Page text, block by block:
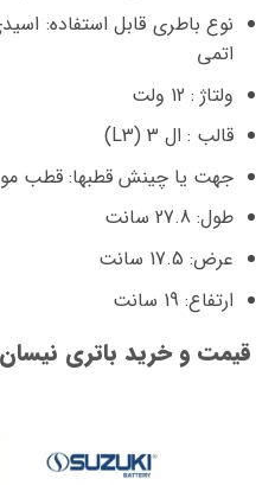
نوع باطری قابل استفاده:
اتمی
ولتاژ : 12 ولت
قالب : ال 3 (L3)
جهت یا چینش قطبها: قطب
طول: 27.8 سانت
عرض: 17.5 سانت
ارتفاع: 19 سانت
قیمت و خرید باتری